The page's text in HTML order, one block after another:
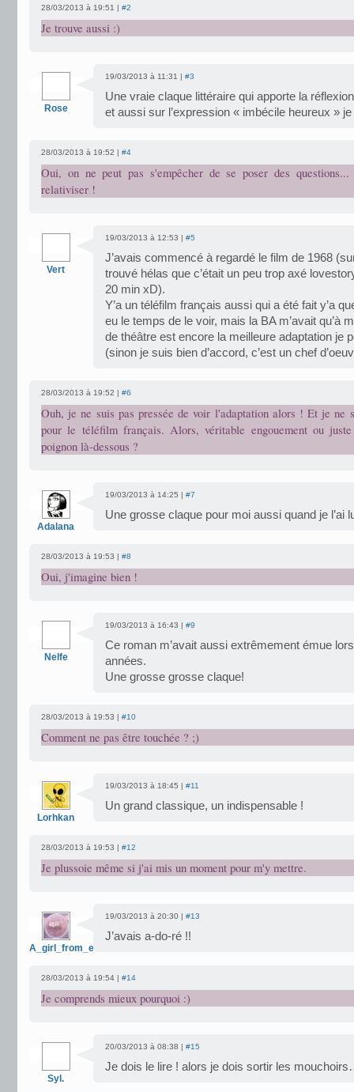
28/03/2013 à 19:51 | #2
Je trouve aussi :)
Rose
19/03/2013 à 11:31 | #3
Une vraie claque littéraire qui apporte la
et aussi sur l’expression « imbécile heureux »
28/03/2013 à 19:52 | #4
Oui, on ne peut pas s'empêcher de se poser des
relativiser !
Vert
19/03/2013 à 12:53 | #5
J’avais commencé à regardé le film de 1968
trouvé hélas que c’était un peu trop axé
20 min xD).
Y’a un téléfilm français aussi qui a été fait y’a
eu le temps de le voir, mais la BA m’avait qu’à
de théâtre est encore la meilleure adaptation je
(sinon je suis bien d’accord, c’est un chef
28/03/2013 à 19:52 | #6
Ouh, je ne suis pas pressée de voir l'adaptation alors ! Et je ne
pour le téléfilm français. Alors, véritable engouement ou
poignon là-dessous ?
Adalana
19/03/2013 à 14:25 | #7
Une grosse claque pour moi aussi quand je l’ai
28/03/2013 à 19:53 | #8
Oui, j'imagine bien !
Nelfe
19/03/2013 à 16:43 | #9
Ce roman m’avait aussi extrêmement émue
années.
Une grosse grosse claque!
28/03/2013 à 19:53 | #10
Comment ne pas être touchée ? ;)
Lorhkan
19/03/2013 à 18:45 | #11
Un grand classique, un indispensable !
28/03/2013 à 19:53 | #12
Je plussoie même si j'ai mis un moment pour m'y mettre.
A_girl_from_earth
19/03/2013 à 20:30 | #13
J’avais a-do-ré !!
28/03/2013 à 19:54 | #14
Je comprends mieux pourquoi :)
Syl.
20/03/2013 à 08:38 | #15
Je dois le lire ! alors je dois sortir les